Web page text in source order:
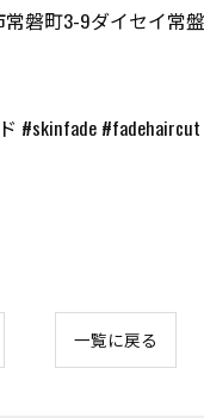
磐町3-9ダイセイ常盤
#skinfade
一覧に戻る